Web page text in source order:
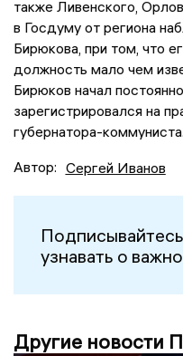
также Ливенского,
в Госдуму от региона
Бирюкова, при том, что
должность мало чем
Бирюков начал
зарегистрировался на
губернатора-коммуниста.
Автор: Сергей Иванов
узнавать о
Другие новости